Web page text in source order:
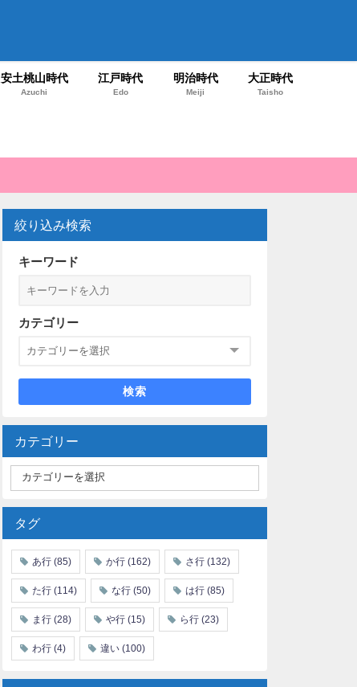
安土桃山時代
Azuchi
江戸時代
Edo
明治時代
Meiji
大正時代
Taisho
絞り込み検索
キーワード
カテゴリー
検索
カテゴリー
タグ
あ行 (85) か行 (162) さ行 (132)
た行 (114) な行 (50) は行 (85)
ま行 (28) や行 (15) ら行 (23)
わ行 (4) 違い (100)